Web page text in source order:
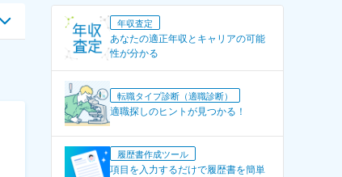
年収査定
あなたの適正年収とキャリアの可能
性が分かる
転職タイプ診断（適職診断）
適職探しのヒントが見つかる！
履歴書作成ツール
項目を入力するだけで履歴書を簡単